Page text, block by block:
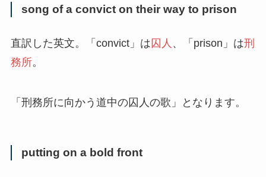
song of a convict on their way to prison
直訳した英文。「convict」は 囚人 、「prison」は刑
務所。
「刑務所に向かう道中の囚人の歌」となります。
putting on a bold front